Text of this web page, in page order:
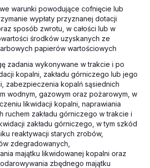
warunki powodujące cofnięcie lub
wypłaty przyznanej dotacji
sposób zwrotu, w całości lub w
środków uzyskanych ze
papierów wartościowych
zadania wykonywane w trakcie i po
kopalni, zakładu górniczego lub jego
zabezpieczenia kopalń sąsiednich
wodnym, gazowym oraz pożarowym, w
likwidacji kopalni, naprawiania
ruchem zakładu górniczego w trakcie i
zakładu górniczego, w tym szkód
reaktywacji starych zrobów,
zdegradowanych,
majątku likwidowanej kopalni oraz
zbędnego majątku